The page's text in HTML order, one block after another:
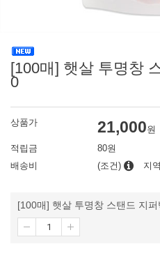
[100매] 햇살 투명창
0
상품가 21,000원
적립금
80원
배송비
(조건) 지
[100매] 햇살 투명창 스탠드 지